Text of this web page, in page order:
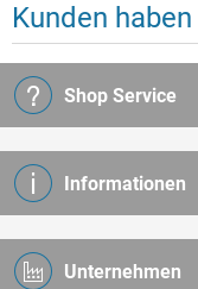
Kunden
Shop Service
Informationen
Unternehmen